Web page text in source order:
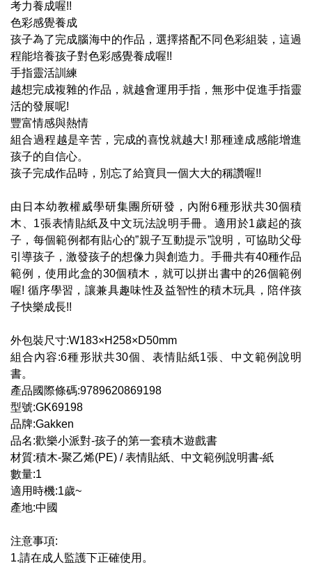
考力養成喔!!
色彩感覺養成
孩子為了完成腦海中的作品，選擇搭配不同色彩組裝，這過
程能培養孩子對色彩感覺養成喔!!
手指靈活訓練
越想完成複雜的作品，就越會運用手指，無形中促進手指靈
活的發展呢!
豐富情感與熱情
組合過程越是辛苦，完成的喜悅就越大! 那種達成感能增進
孩子的自信心。
孩子完成作品時，別忘了給寶貝一個大大的稱讚喔!!
由日本幼教權威學研集團所研發，內附6種形狀共30個積
木、1張表情貼紙及中文玩法說明手冊。適用於1歲起的孩
子，每個範例都有貼心的”親子互動提示”說明，可協助父母
引導孩子，激發孩子的想像力與創造力。手冊共有40種作品
範例，使用此盒的30個積木，就可以拼出書中的26個範例
喔! 循序學習，讓兼具趣味性及益智性的積木玩具，陪伴孩
子快樂成長!!
外包裝尺寸:W183×H258×D50mm
組合內容:6種形狀共30個、表情貼紙1張、中文範例說明
書。
產品國際條碼:9789620869198
型號:GK69198
品牌:Gakken
品名:歡樂小派對-孩子的第一套積木遊戲書
材質:積木-聚乙烯(PE) / 表情貼紙、中文範例說明書-紙
數量:1
適用時機:1歲~
產地:中國
注意事項:
1.請在成人監護下正確使用。